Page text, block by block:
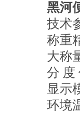
黑河
技术
称重
大称
分 度
显示
环境